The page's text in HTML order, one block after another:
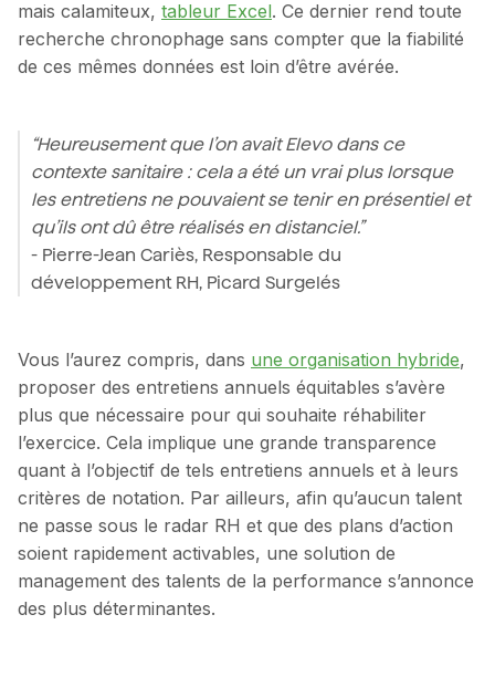
mais calamiteux, tableur Excel. Ce dernier rend toute
recherche chronophage sans compter que la fiabilité
de ces mêmes données est loin d’être avérée.
“Heureusement que l’on avait Elevo dans ce
contexte sanitaire : cela a été un vrai plus lorsque
les entretiens ne pouvaient se tenir en présentiel et
qu’ils ont dû être réalisés en distanciel.”
- Pierre-Jean Cariès, Responsable du
développement RH, Picard Surgelés
Vous l’aurez compris, dans une organisation hybride,
proposer des entretiens annuels équitables s’avère
plus que nécessaire pour qui souhaite réhabiliter
l’exercice. Cela implique une grande transparence
quant à l’objectif de tels entretiens annuels et à leurs
critères de notation. Par ailleurs, afin qu’aucun talent
ne passe sous le radar RH et que des plans d’action
soient rapidement activables, une solution de
management des talents de la performance s’annonce
des plus déterminantes.